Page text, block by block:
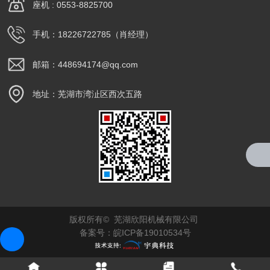
座机 : 0553-8825700
手机：18226722785（肖经理）
邮箱：448694174@qq.com
地址：芜湖市湾沚区西次五路
版权所有© 芜湖欣阳机械有限公司
备案号： 皖ICP备19010534号